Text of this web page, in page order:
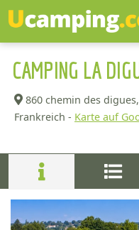
CAMPING LA
860 chemin des digues,
Frankreich - Karte auf